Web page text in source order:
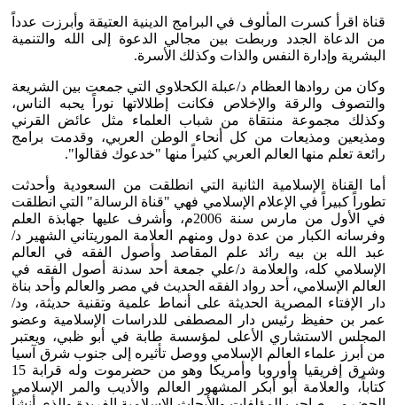
قناة اقرأ كسرت المألوف في البرامج الدينية العتيقة وأبرزت عدداً
من الدعاة الجدد وربطت بين مجالي الدعوة إلى الله والتنمية
البشرية وإدارة النفس والذات وكذلك الأسرة.
وكان من روادها العظام د/عبلة الكحلاوي التي جمعت بين الشريعة
والتصوف والرقة والإخلاص فكانت إطلالاتها نوراً يحبه الناس،
وكذلك مجموعة منتقاة من شباب العلماء مثل عائض القرني
ومذيعين ومذيعات من كل أنحاء الوطن العربي، وقدمت برامج
رائعة تعلم منها العالم العربي كثيراً منها "خدعوك فقالوا".
أما القناة الإسلامية الثانية التي انطلقت من السعودية وأحدثت
تطوراً كبيراً في الإعلام الإسلامي فهي "قناة الرسالة" التي انطلقت
في الأول من مارس سنة 2006م، وأشرف عليها جهابذة العلم
وفرسانه الكبار من عدة دول ومنهم العلامة الموريتاني الشهير د/
عبد الله بن بيه رائد علم المقاصد وأصول الفقه في العالم
الإسلامي كله، والعلامة د/علي جمعة أحد سدنة أصول الفقه في
العالم الإسلامي، أحد رواد الفقه الحديث في مصر والعالم وأحد بناة
دار الإفتاء المصرية الحديثة على أنماط علمية وتقنية حديثة، ود/
عمر بن حفيظ رئيس دار المصطفى للدراسات الإسلامية وعضو
المجلس الاستشاري الأعلى لمؤسسة طابة في أبو ظبي، ويعتبر
من أبرز علماء العالم الإسلامي ووصل تأثيره إلى جنوب شرق آسيا
وشرق إفريقيا وأوروبا وأمريكا وهو من حضرموت وله قرابة 15
كتاباً، والعلامة أبو أبكر المشهور العالم والأديب والمر الإسلامي